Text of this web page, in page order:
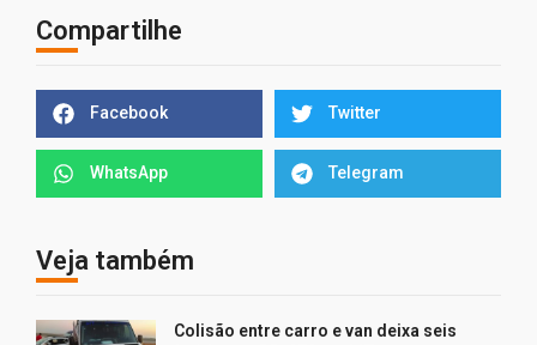
Compartilhe
Facebook Twitter
WhatsApp Telegram
Veja também
Colisão entre carro e van deixa seis